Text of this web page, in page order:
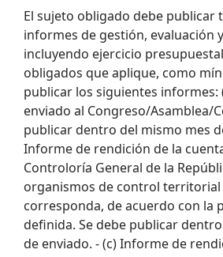
El sujeto obligado debe publicar
informes de gestión, evaluación
incluyendo ejercicio
obligados que aplique, como
publicar los siguientes informes:
enviado al Congreso/Asamblea/
publicar dentro del mismo mes
Informe de rendición de la
Controloría General de la
organismos de control territorial
corresponda, de acuerdo con la
definida. Se debe publicar
de enviado. - (c) Informe de